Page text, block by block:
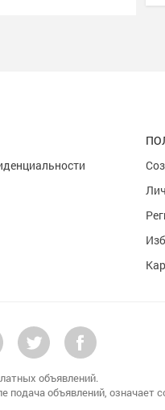
объявлений.
подача объявлений, означает